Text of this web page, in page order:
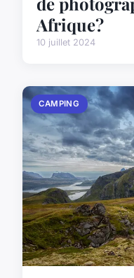
Afrique?
10 juillet 2024
CAMPING